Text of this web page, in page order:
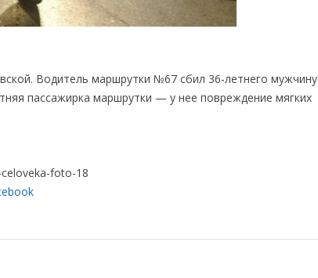
Водитель маршрутки №67 сбил 36-летнего мужчину
пассажирка маршрутки — у нее повреждение мягких
foto-18